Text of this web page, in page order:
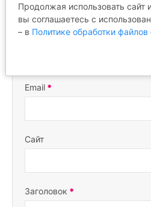
Ваше имя
Email
Сайт
Заголовок
Продолжая использовать сайт
вы соглашаетесь с
– в Политике обработки файлов